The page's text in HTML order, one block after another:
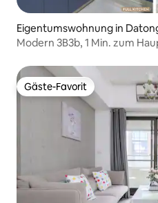
Eigentumswohnung in
Modern 3B3b, 1 Min. zum
Gäste-Favorit
Gäste-Favorit